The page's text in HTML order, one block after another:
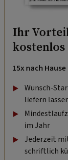
Ihr
kostenlos
15x nach
Wunsch-
liefern
im Jahr
Jederzeit
schriftlich